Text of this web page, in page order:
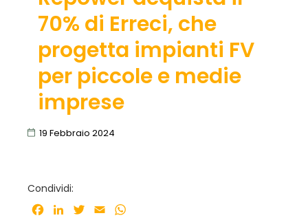
70% di Erreci, che
progetta impianti FV
per piccole e medie
imprese
19 Febbraio 2024
Condividi:
Facebook
LinkedInTwitter
Email